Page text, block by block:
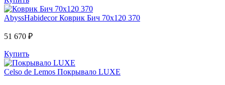
AbyssHabidecor Коврик Бич 70х120 370
51 670 ₽
Купить
Celso de Lemos Покрывало LUXE